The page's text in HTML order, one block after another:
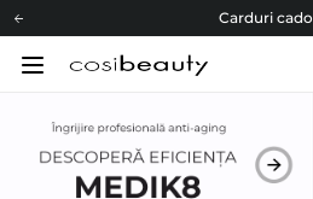
Carduri
Livrare mai ieftină pentru
Carduri cadou
Livrare mai ieftină pentru